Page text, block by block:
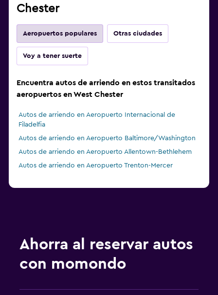
Chester
Aeropuertos populares Otras ciudades
Voy a tener suerte
Encuentra autos de arriendo en estos transitados
aeropuertos en West Chester
Autos de arriendo en Aeropuerto Internacional de
Filadelfia
Autos de arriendo en Aeropuerto Baltimore/Washington
Autos de arriendo en Aeropuerto Allentown-Bethlehem
Autos de arriendo en Aeropuerto Trenton-Mercer
Ahorra al reservar autos
con momondo